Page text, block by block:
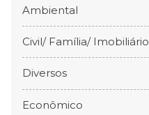
Ambiental
Civil/ Família/ Imobiliário
Diversos
Econômico